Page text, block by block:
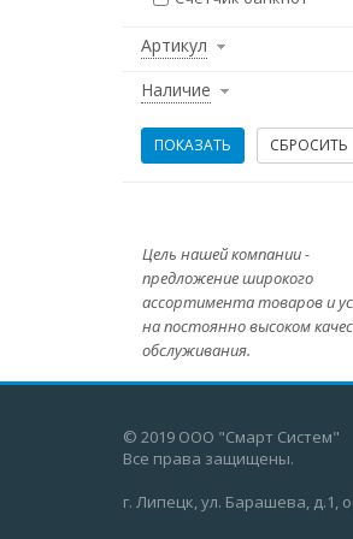
Артикул
Наличие
Цель нашей компании -
предложение широкого
ассортимента товаров и
на постоянно высоком
обслуживания.
© 2019 ООО "Смарт Систем"
Все права защищены.
г. Липецк, ул. Барашева, д.1,